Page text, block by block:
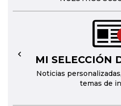
MI SELECCIÓN
Noticias
temas de
←